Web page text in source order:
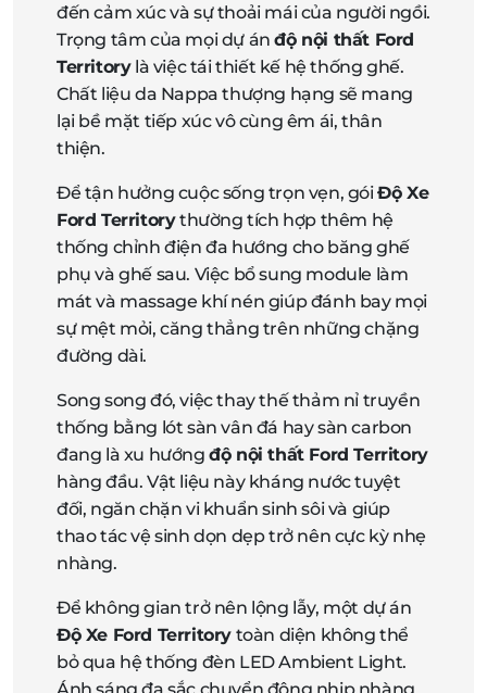
đến cảm xúc và sự thoải mái của người ngồi.
Trọng tâm của mọi dự ánđộ nội thất Ford
Territorylà việc tái thiết kế hệ thống ghế.
Chất liệu da Nappa thượng hạng sẽ mang
lại bề mặt tiếp xúc vô cùng êm ái, thân
thiện.
Để tận hưởng cuộc sống trọn vẹn, góiĐộ Xe
Ford Territorythường tích hợp thêm hệ
thống chỉnh điện đa hướng cho băng ghế
phụ và ghế sau. Việc bổ sung module làm
mát và massage khí nén giúp đánh bay mọi
sự mệt mỏi, căng thẳng trên những chặng
đường dài.
Song song đó, việc thay thế thảm nỉ truyền
thống bằng lót sàn vân đá hay sàn carbon
đang là xu hướngđộ nội thất Ford Territory
hàng đầu. Vật liệu này kháng nước tuyệt
đối, ngăn chặn vi khuẩn sinh sôi và giúp
thao tác vệ sinh dọn dẹp trở nên cực kỳ nhẹ
nhàng.
Để không gian trở nên lộng lẫy, một dự án
Độ Xe Ford Territory toàn diện không thể
bỏ qua hệ thống đèn LED Ambient Light.